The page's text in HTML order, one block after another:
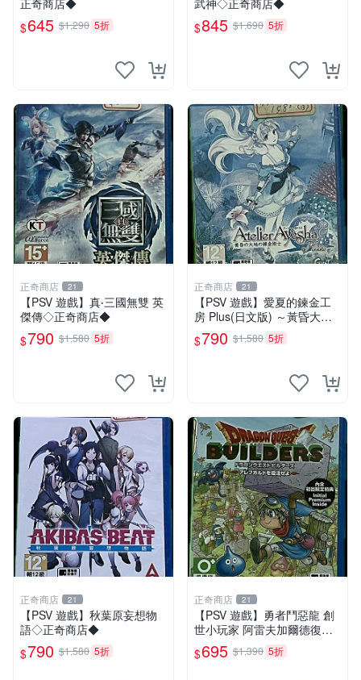
正奇商店◆
$645 $1,290 5折
武神◇正奇商店◆
$845 $1,690 5折
正奇商店 21
【PSV 遊戲】真‧三國無雙 英
傑傳◇正奇商店◆
$790 $1,580 5折
正奇商店 21
【PSV 遊戲】愛夏的鍊金工
房 Plus(日文版) ～黃昏大地
之鍊金術士～◇正奇商店◆
$790 $1,580 5折
正奇商店 21
【PSV 遊戲】秋葉原妄想物
語◇正奇商店◆
$790 $1,580 5折
正奇商店 21
【PSV 遊戲】勇者鬥惡龍 創
世小玩家 阿雷夫加爾德復興
記(日文版)◇正奇商店◆
$695 $1,390 5折